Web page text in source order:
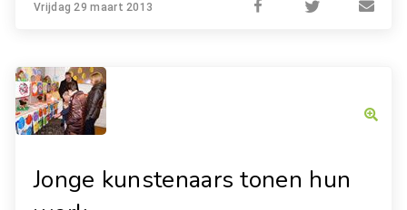
Vrijdag 29 maart 2013
Jonge kunstenaars tonen hun